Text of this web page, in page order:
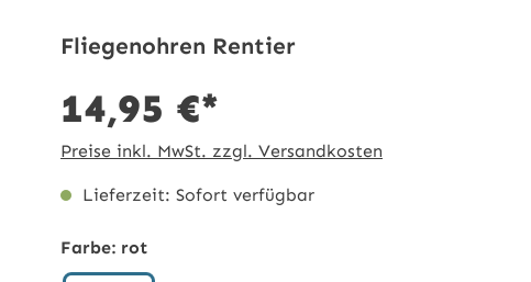
Fliegenohren Rentier
14,95 €*
Preise inkl. MwSt. zzgl. Versandkosten
Lieferzeit: Sofort verfügbar
Farbe: rot